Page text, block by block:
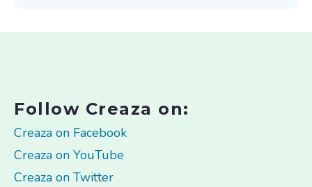
Follow Creaza on:
Creaza on Facebook
Creaza on YouTube
Creaza on Twitter